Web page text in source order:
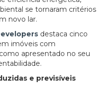
se tornaram critérios
novo lar.
destaca cinco
imóveis com
apresentado no seu
e previsíveis